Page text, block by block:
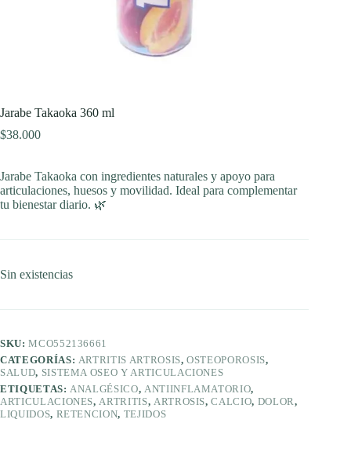
Jarabe Takaoka 360 ml
$38.000
Jarabe Takaoka con ingredientes naturales y apoyo para
articulaciones, huesos y movilidad. Ideal para complementar
tu bienestar diario. 🌿
Sin existencias
SKU:MCO552136661
CATEGORÍAS: ARTRITIS ARTROSIS,OSTEOPOROSIS,
SALUD, SISTEMA OSEO Y ARTICULACIONES
ETIQUETAS: ANALGÉSICO, ANTIINFLAMATORIO,
ARTICULACIONES, ARTRITIS, ARTROSIS,CALCIO, DOLOR,
LIQUIDOS, RETENCION, TEJIDOS